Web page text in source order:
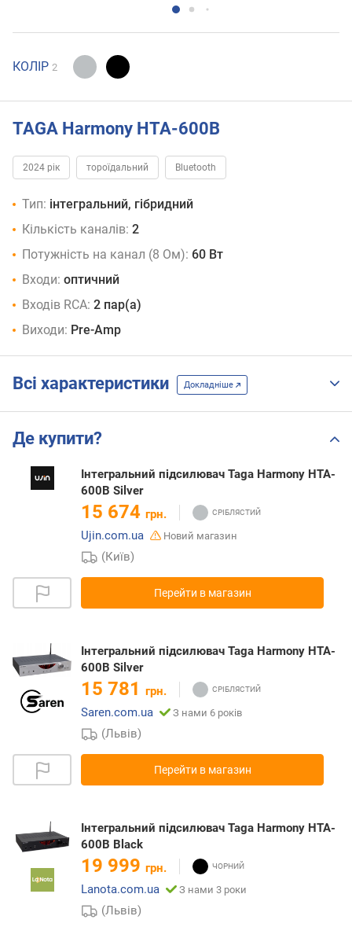
КОЛІР 2
TAGA Harmony HTA-600B
2024 рік тороїдальний Bluetooth
Тип: інтегральний, гібридний
Кількість каналів: 2
Потужність на канал (8 Ом): 60 Вт
Входи: оптичний
Входів RCA: 2 пар(а)
Виходи: Pre-Amp
Всі характеристики Докладніше
Де купити?
Інтегральний підсилювач Taga Harmony HTA-
600B Silver
15 674 грн.
Ujin.com.ua
Новий магазин
(Київ)
Перейти в магазин
Інтегральний підсилювач Taga Harmony HTA-
600B Silver
15 781 грн.
Saren.com.ua
З нами 6 років
(Львів)
Перейти в магазин
Інтегральний підсилювач Taga Harmony HTA-
600B Black
19 999 грн.
Lanota.com.ua
З нами 3 роки
(Львів)